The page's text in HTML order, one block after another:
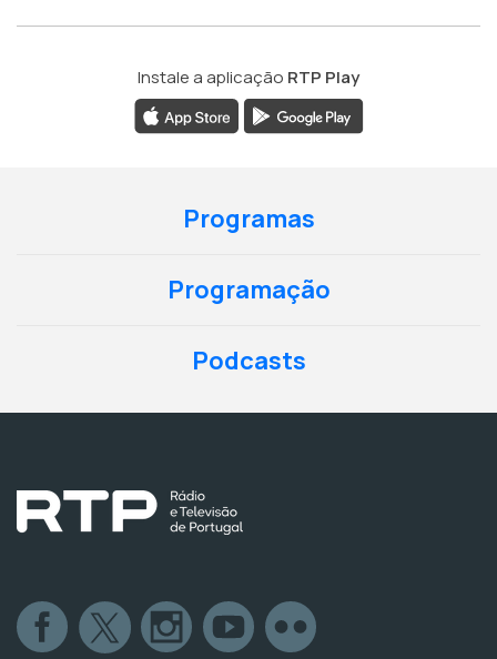
Instale a aplicação RTP Play
Programas
Programação
Podcasts